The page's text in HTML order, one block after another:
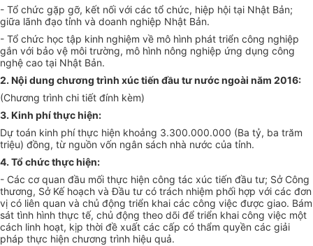
- Tổ chức gặp gỡ, kết nối với các tổ chức, hiệp hội tại Nhật Bản;
giữa lãnh đạo tỉnh và doanh nghiệp Nhật Bản.
- Tổ chức học tập kinh nghiệm về mô hình phát triển công nghiệp
gắn với bảo vệ môi trường, mô hình nông nghiệp ứng dụng công
nghệ cao tại Nhật Bản.
2. Nội dung chương trình xúc tiến đầu tư nước ngoài năm 2016:
(Chương trình chi tiết đính kèm)
3. Kinh phí thực hiện:
Dự toán kinh phí thực hiện khoảng 3.300.000.000 (Ba tỷ, ba trăm
triệu) đồng, từ nguồn vốn ngân sách nhà nước của tỉnh.
4. Tổ chức thực hiện:
- Các cơ quan đầu mối thực hiện công tác xúc tiến đầu tư; Sở Công
thương, Sở Kế hoạch và Đầu tư có trách nhiệm phối hợp với các đơn
vị có liên quan và chủ động triển khai các công việc được giao. Bám
sát tình hình thực tế, chủ động theo dõi để triển khai công việc một
cách linh hoạt, kịp thời đề xuất các cấp có thẩm quyền các giải
pháp thực hiện chương trình hiệu quả.